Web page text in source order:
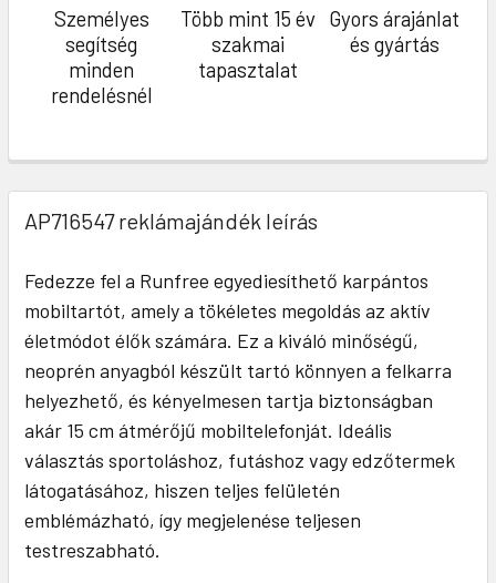
Személyes
segítség
minden
rendelésnél
Több mint 15 év
szakmai
tapasztalat
Gyors árajánlat
és gyártás
AP716547 reklámajándék leírás
Fedezze fel a Runfree egyediesíthető karpántos
mobiltartót, amely a tökéletes megoldás az aktív
életmódot élők számára. Ez a kiváló minőségű,
neoprén anyagból készült tartó könnyen a felkarra
helyezhető, és kényelmesen tartja biztonságban
akár 15 cm átmérőjű mobiltelefonját. Ideális
választás sportoláshoz, futáshoz vagy edzőtermek
látogatásához, hiszen teljes felületén
emblémázható, így megjelenése teljesen
testreszabható.